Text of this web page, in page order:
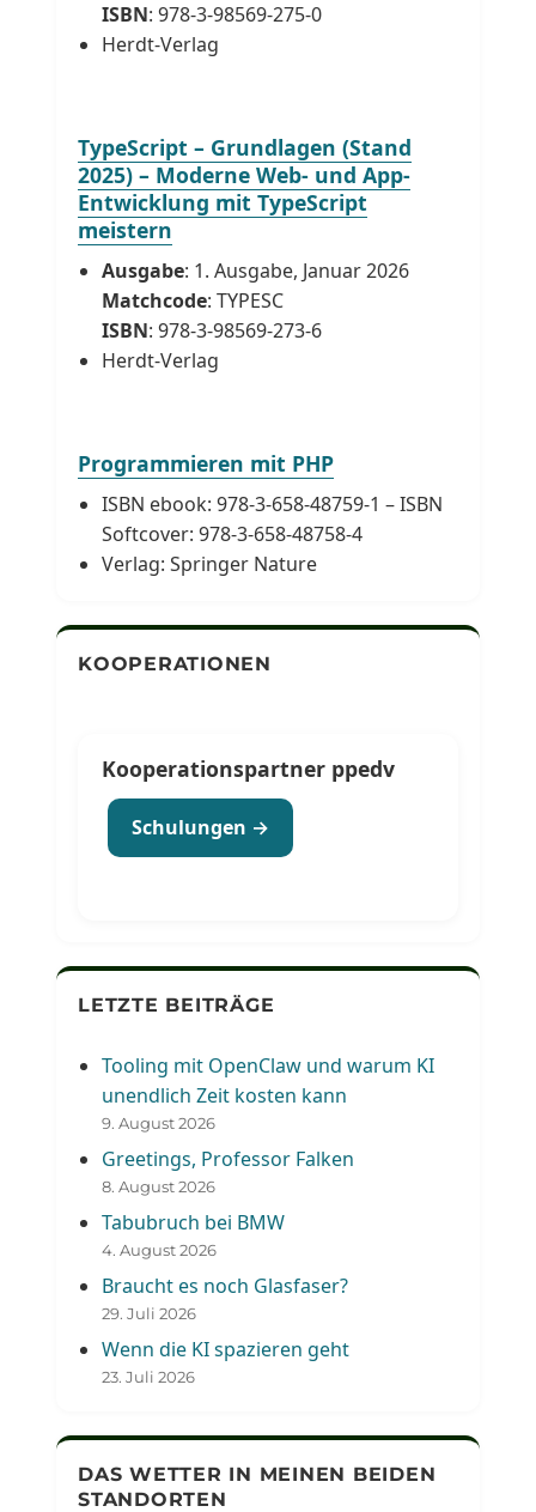
ISBN: 978-3-98569-275-0
Herdt-Verlag
TypeScript – Grundlagen (Stand
2025) – Moderne Web- und App-
Entwicklung mit TypeScript
meistern
Ausgabe: 1. Ausgabe, Januar 2026
Matchcode: TYPESC
ISBN: 978-3-98569-273-6
Herdt-Verlag
Programmieren mit PHP
ISBN ebook: 978-3-658-48759-1 – ISBN
Softcover: 978-3-658-48758-4
Verlag: Springer Nature
KOOPERATIONEN
Kooperationspartner ppedv
Schulungen →
LETZTE BEITRÄGE
Tooling mit OpenClaw und warum KI
unendlich Zeit kosten kann
9. August 2026
Greetings, Professor Falken
8. August 2026
Tabubruch bei BMW
4. August 2026
Braucht es noch Glasfaser?
29. Juli 2026
Wenn die KI spazieren geht
23. Juli 2026
DAS WETTER IN MEINEN BEIDEN
STANDORTEN